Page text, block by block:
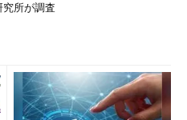
プチャファイルから
して方法を紹介しよう。
イルを読み込む過程で、自動
ルを抽出する機能を備えてい
「NetworkMiner.exe」と同一
所が調査